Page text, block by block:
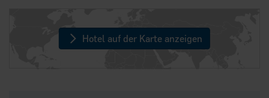
Hotel auf der Karte anzeigen